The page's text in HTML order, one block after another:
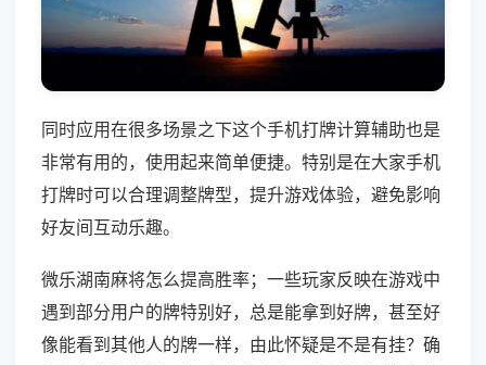
同时应用在很多场景之下这个手机打牌计算辅助也是
非常有用的，使用起来简单便捷。特别是在大家手机
打牌时可以合理调整牌型，提升游戏体验，避免影响
好友间互动乐趣。
微乐湖南麻将怎么提高胜率；一些玩家反映在游戏中
遇到部分用户的牌特别好，总是能拿到好牌，甚至好
像能看到其他人的牌一样，由此怀疑是不是有挂？确